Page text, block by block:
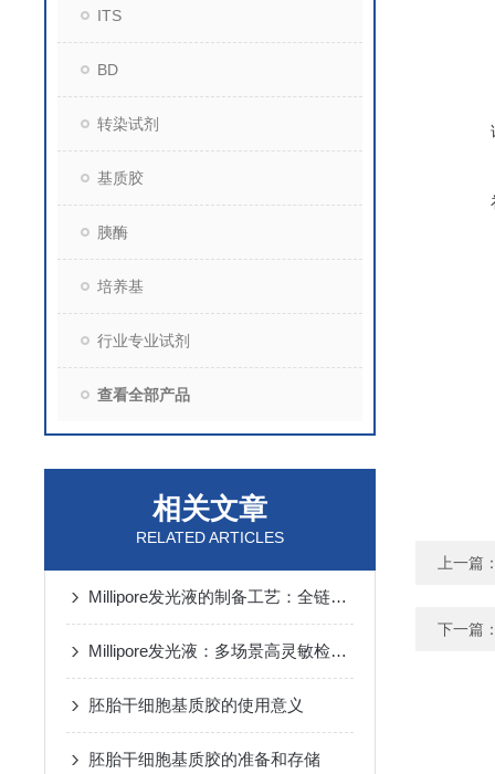
ITS
BD
转染试剂
基质胶
胰酶
培养基
行业专业试剂
查看全部产品
相关文章
RELATED ARTICLES
Millipore发光液的制备工艺：全链路质控保障检测性能稳定
Millipore发光液：多场景高灵敏检测的核心试剂支撑
胚胎干细胞基质胶的使用意义
胚胎干细胞基质胶的准备和存储
上一篇
下一篇